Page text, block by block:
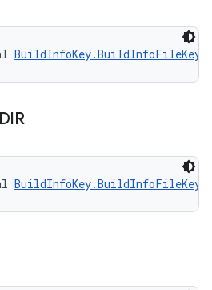
BuildInfoKey.BuildInfoFileKey
DIR
BuildInfoKey.BuildInfoFileKey